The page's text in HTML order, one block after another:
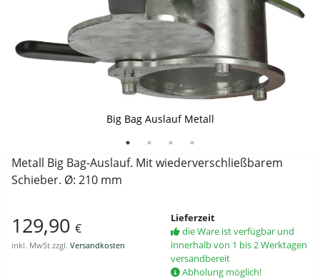
Big Bag Auslauf Metall
Anwendung Auslauf
Anwendung
Auslauf geschlossen
Metall Big Bag-Auslauf. Mit wiederverschließbarem
Schieber. Ø: 210 mm
129,90 €
inkl. MwSt zzgl. Versandkosten
Lieferzeit
die Ware ist verfügbar und
innerhalb von 1 bis 2 Werktagen
versandbereit
Abholung möglich!